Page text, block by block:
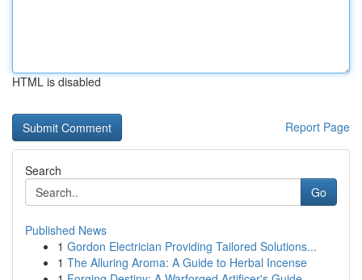
HTML is disabled
Report Page
Search
Go
Published News
1 Gordon Electrician Providing Tailored Solutions...
1 The Alluring Aroma: A Guide to Herbal Incense